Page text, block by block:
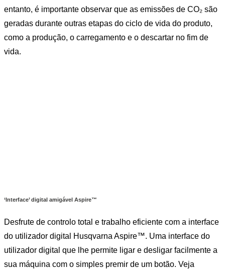
entanto, é importante observar que as emissões de CO₂ são
geradas durante outras etapas do ciclo de vida do produto,
como a produção, o carregamento e o descartar no fim de
vida.
‘Interface’ digital amigável Aspire™
Desfrute de controlo total e trabalho eficiente com a interface
do utilizador digital Husqvarna Aspire™. Uma interface do
utilizador digital que lhe permite ligar e desligar facilmente a
sua máquina com o simples premir de um botão. Veja